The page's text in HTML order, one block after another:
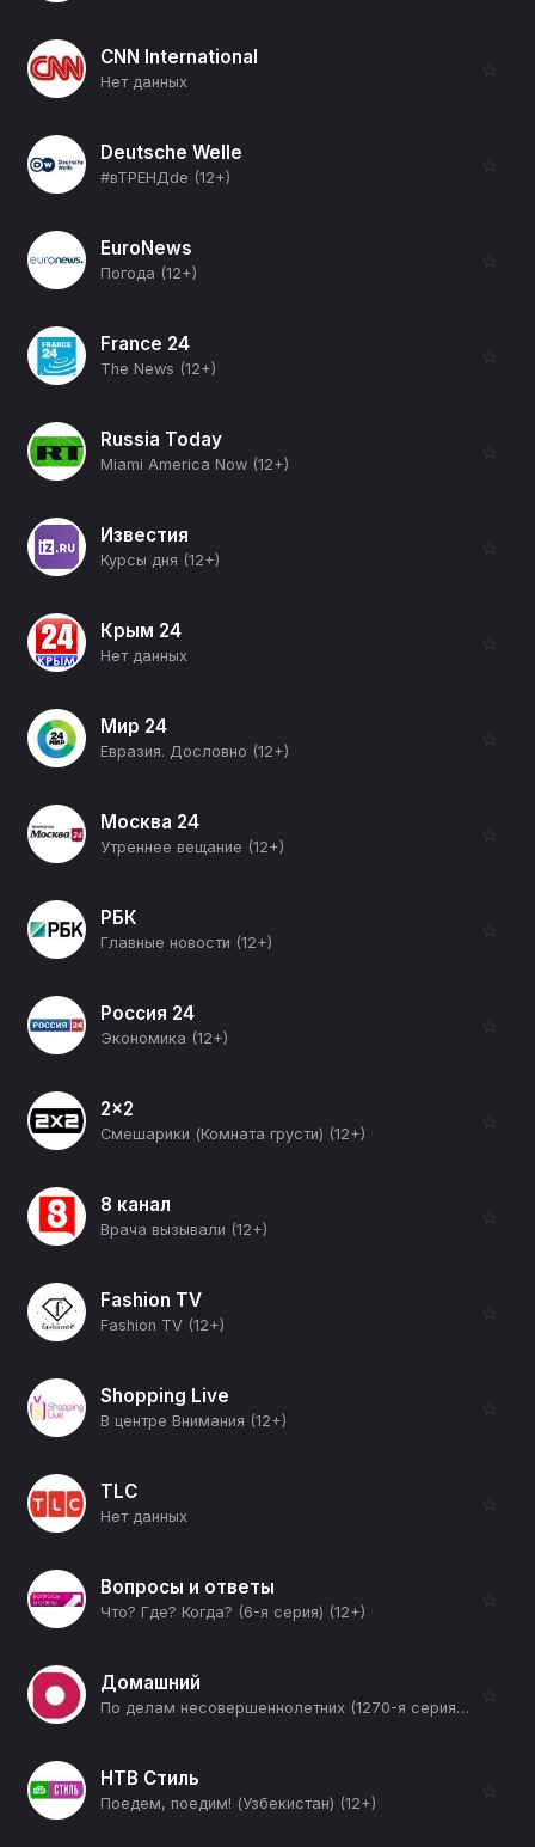
CNN International
Нет данных
☆
Deutsche Welle
#вТРЕНДde (12+)
☆
EuroNews
Погода (12+)
☆
France 24
The News (12+)
☆
Russia Today
Miami America Now (12+)
☆
Известия
Курсы дня (12+)
☆
Крым 24
Нет данных
☆
Мир 24
Евразия. Дословно (12+)
☆
Москва 24
Утреннее вещание (12+)
☆
РБК
Главные новости (12+)
☆
Россия 24
Экономика (12+)
☆
2x2
Смешарики (Комната грусти) (12+)
☆
8 канал
Врача вызывали (12+)
☆
Fashion TV
Fashion TV (12+)
☆
Shopping Live
В центре Внимания (12+)
☆
TLC
Нет данных
☆
Вопросы и ответы
Что? Где? Когда? (6-я серия) (12+)
☆
Домашний
По делам несовершеннолетних (1270-я серия) (12+)
☆
НТВ Стиль
Поедем, поедим! (Узбекистан) (12+)
☆